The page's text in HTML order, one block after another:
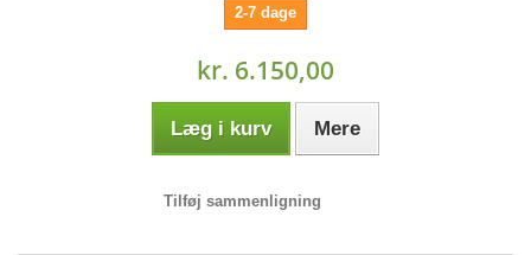
2-7 dage
kr. 6.150,00
Læg i kurv Mere
Tilføj sammenligning